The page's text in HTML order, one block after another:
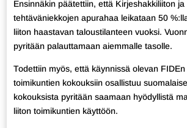
Ensinnäkin päätettiin, että Kirjeshakkiliiton ja
tehtäväniekkojen apurahaa leikataan 50
liiton haastavan taloustilanteen vuoksi.
pyritään palauttamaan aiemmalle tasolle.
Todettiin myös, että käynnissä olevan
toimikuntien kokouksiin osallistuu
kokouksista pyritään saamaan hyödyllistä
liiton toimikuntien käyttöön.